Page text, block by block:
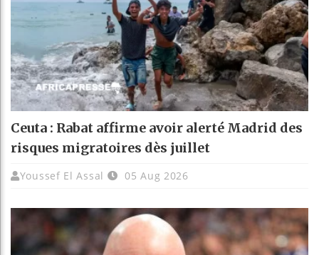
Ceuta : Rabat affirme avoir alerté Madrid des
risques migratoires dès juillet
Youssef El Assal 05 Aug 2026